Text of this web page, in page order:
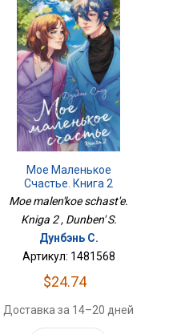
Мое Маленькое
Счастье. Книга 2
Moe malen'koe schast'e.
Kniga 2 , Dunben' S.
Дунбэнь С.
Артикул: 1481568
$24.74
Доставка за 14–20 дней